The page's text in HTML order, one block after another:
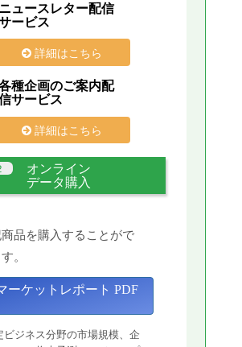
ニュースレター配信
ービス
詳細はこちら
種企画のご案内配
サービス
詳細はこちら
オンライン
データ購入
品を購入することがで
。
ーケットレポート PDF
ビジネス分野の市場規模、企